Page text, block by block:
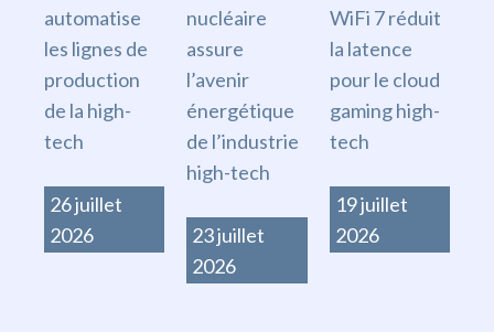
automatise
les lignes de
production
de la high-
tech
26 juillet
2026
nucléaire
assure
l’avenir
énergétique
de l’industrie
high-tech
23 juillet
2026
WiFi 7 réduit
la latence
pour le cloud
gaming high-
tech
19 juillet
2026